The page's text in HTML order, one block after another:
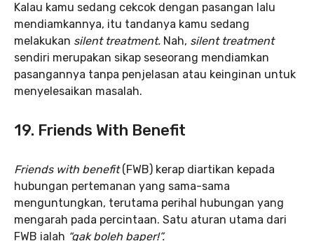
Kalau kamu sedang cekcok dengan pasangan lalu
mendiamkannya, itu tandanya kamu sedang
melakukan silent treatment. Nah, silent treatment
sendiri merupakan sikap seseorang mendiamkan
pasangannya tanpa penjelasan atau keinginan untuk
menyelesaikan masalah.
19. Friends With Benefit
Friends with benefit(FWB) kerap diartikan kepada
hubungan pertemanan yang sama-sama
menguntungkan, terutama perihal hubungan yang
mengarah pada percintaan. Satu aturan utama dari
FWB ialah “gak boleh baper!”.